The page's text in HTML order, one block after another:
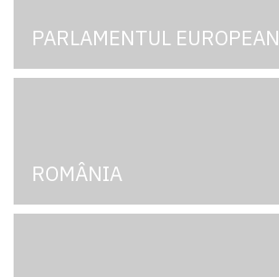
PARLAMENTUL EUROPEAN
ROMÂNIA